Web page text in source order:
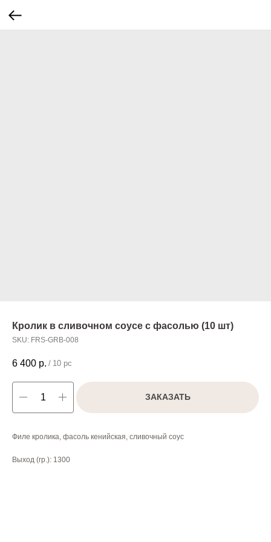
Кролик в сливочном соусе с фасолью (10 шт)
SKU: FRS-GRB-008
6 400 р. / 10 pc
ЗАКАЗАТЬ
Филе кролика, фасоль кенийская, сливочный соус
Выход (гр.): 1300